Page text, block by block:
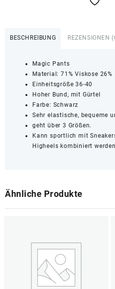
BESCHREIBUNG REZENSIONEN
Magic Pants
Material: 71% Viskose
Einheitsgröße 36-40
Hoher Bund, mit Gürtel
Farbe: Schwarz
Sehr elastische, bequeme
geht über 3 Größen.
Kann sportlich mit
Higheels kombiniert werden
Ähnliche Produkte